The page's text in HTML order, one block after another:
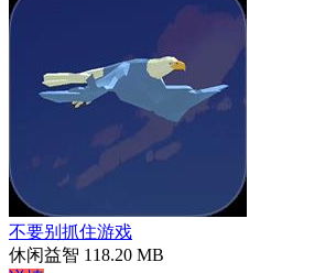
不要别抓住游戏
休闲益智 118.20 MB